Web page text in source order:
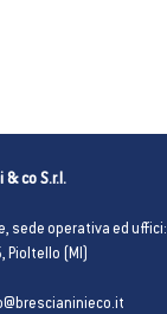
& co S.r.l.
sede operativa ed uffici:
Pioltello (MI)